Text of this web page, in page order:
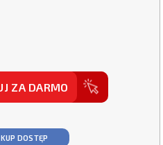
ZA DARMO
KUP DOSTĘP